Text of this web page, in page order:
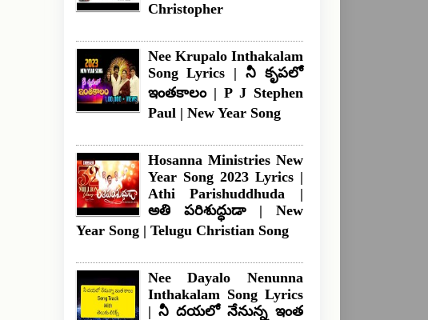
Christopher
Nee Krupalo Inthakalam
Song Lyrics | నీ కృపలో
ఇంతకాలం | P J Stephen
Paul | New Year Song
Hosanna Ministries New
Year Song 2023 Lyrics |
Athi Parishuddhuda |
అతి పరిశుద్ధుడా | New
Year Song | Telugu Christian Song
Nee Dayalo Nenunna
Inthakalam Song Lyrics
| నీ దయలో నేనున్న ఇంత